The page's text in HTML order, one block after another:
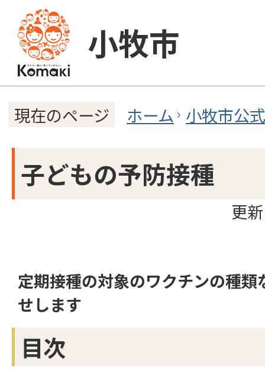
小牧市
現在のページ ホーム 小牧市公
子どもの予防接種
更
定期接種の対象のワクチンの種
せします
目次